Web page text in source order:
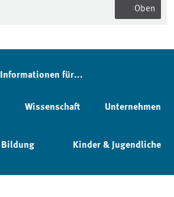
Oben
Informationen für...
Wissenschaft Unternehmen
Bildung Kinder & Jugendliche